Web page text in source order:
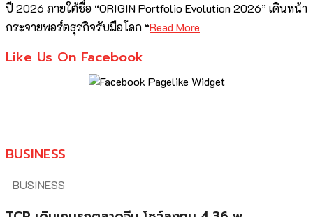
ปี 2026 ภายใต้ชื่อ “ORIGIN Portfolio Evolution 2026” เดินหน้า
กระจายพอร์ตธุรกิจรับมือโลก “Read More
Like Us On Facebook
BUSINESS
BUSINESS